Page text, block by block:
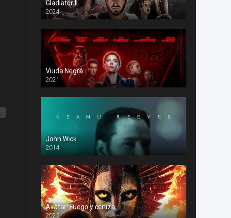
Gladiator II
2024
Viuda Negra
2021
John Wick
2014
Avatar: Fuego y ceniza
2025